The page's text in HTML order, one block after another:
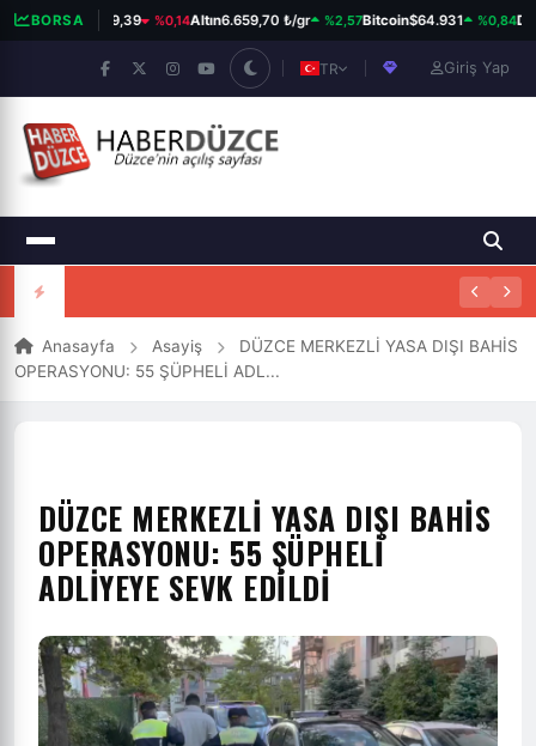
BORSA
BIST 10013.779,39 %0,14Altın6.659,70 ₺/gr %2,57Bitcoin$64.931 %0,84
TR Giriş Yap
Anasayfa Asayiş
DÜZCE MERKEZLİ YASA DIŞI BAHİS
OPERASYONU: 55 ŞÜPHELİ ADL...
DÜZCE MERKEZLİ YASA DIŞI BAHİS
OPERASYONU: 55 ŞÜPHELİ
ADLİYEYE SEVK EDİLDİ